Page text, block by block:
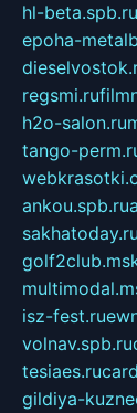
hl-beta.spb.ru
epoha-
regsmi.ru
h2o-salon.ru
tango-
ankou.spb.ru
sakhatoday.ru
isz-fest.ru
volnav.spb.ru
tesiaes.ru
gildiya-